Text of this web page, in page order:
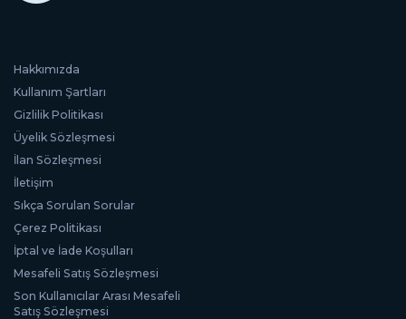
Hakkımızda
Kullanım Şartları
Gizlilik Politikası
Üyelik Sözleşmesi
İlan Sözleşmesi
İletişim
Sıkça Sorulan Sorular
Çerez Politikası
İptal ve İade Koşulları
Mesafeli Satış Sözleşmesi
Son Kullanıcılar Arası Mesafeli
Satış Sözleşmesi